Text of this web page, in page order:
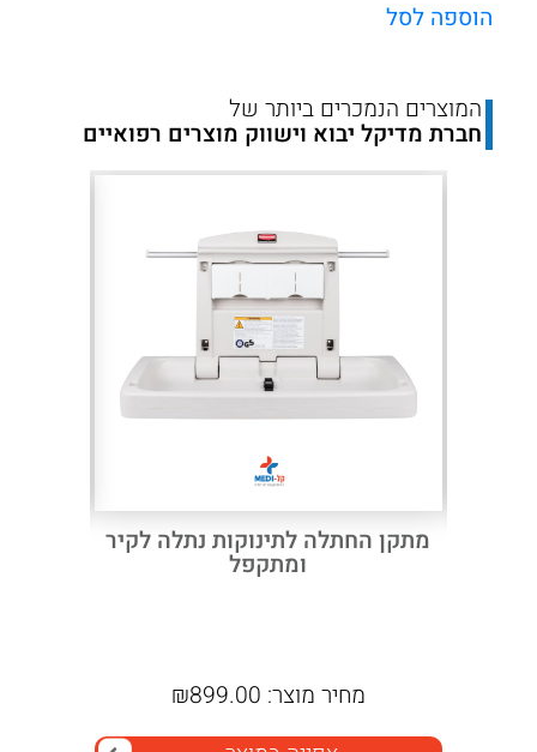
הוספה לסל
המוצרים הנמכרים ביותר של
חברת מדיקל יבוא וישווק מוצרים רפואיים
מתקן החתלה לתינוקות נתלה לקיר
ומתקפל
מחיר מוצר: ₪899.00